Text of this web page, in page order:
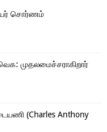
சொர்ணம்
முதலமைச்சராகிறார்
(Charles Anthony